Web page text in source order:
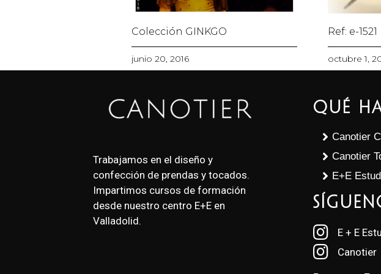
Colección GINKGO
junio 20, 2016
Ref: e-1521
octubre 1,
Trabajamos en el diseño y
confección de prendas y tocados.
Impartimos cursos de formación
desde nuestro centro E+E en
Valladolid.
Qué
Canotier
Canotier
E+E
E + E
Canotier